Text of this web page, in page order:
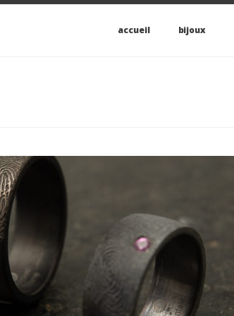
accueil bijoux